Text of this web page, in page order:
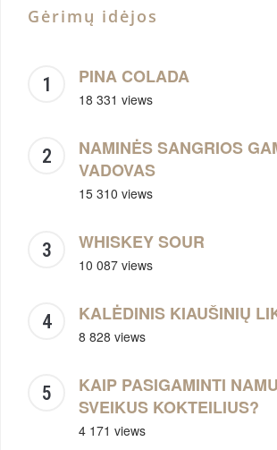
Gėrimų idėjos
PINA COLADA
18 331 views
NAMINĖS SANGRIOS
VADOVAS
15 310 views
WHISKEY SOUR
10 087 views
KALĖDINIS KIAUŠINIŲ
8 828 views
KAIP PASIGAMINTI
SVEIKUS KOKTEILIUS?
4 171 views